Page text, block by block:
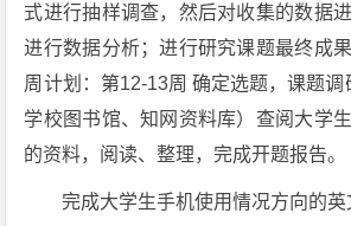
式进行抽样调查，然后对收集的数据
进行数据分析；进行研究课题最终成
周计划：第12-13周 确定选题，课题调
学校图书馆、知网资料库）查阅大学
的资料，阅读、整理，完成开题报告。
完成大学生手机使用情况方向的英